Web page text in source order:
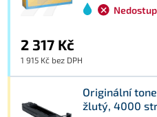
2 317 Kč
1 915 Kč bez DPH
Originální
žlutý, 4000